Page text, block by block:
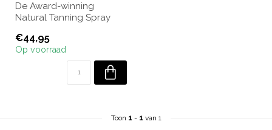
De Award-winning
Natural Tanning Spray
musthave voor wie snel...
€44,95
Op voorraad
Toon 1 - 1 van 1